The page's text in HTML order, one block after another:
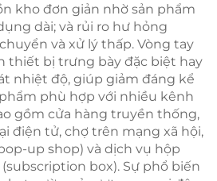
kho đơn giản nhờ sản phẩm
dài; và rủi ro hư hỏng
và xử lý thấp. Vòng tay
thiết bị trưng bày đặc biệt hay
nhiệt độ, giúp giảm đáng kể
phù hợp với nhiều kênh
gồm cửa hàng truyền thống,
điện tử, chợ trên mạng xã hội,
up shop) và dịch vụ hộp
box). Sự phổ biến